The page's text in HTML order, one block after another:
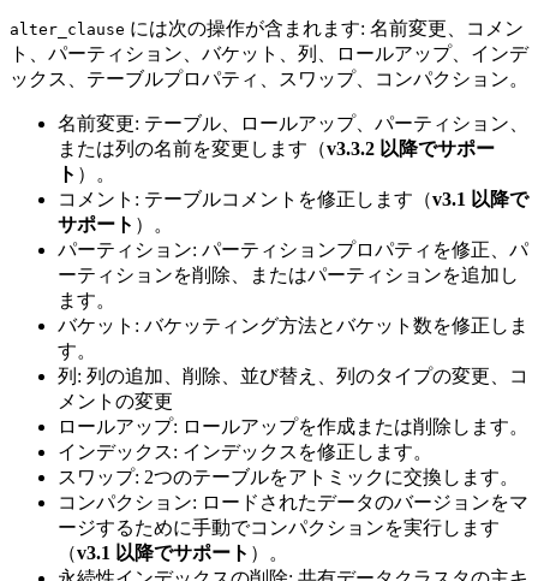
alter_clause には次の操作が含まれます: 名前変更、コメン
ト、パーティション、バケット、列、ロールアップ、インデ
ックス、テーブルプロパティ、スワップ、コンパクション。
名前変更: テーブル、ロールアップ、パーティション、
または列の名前を変更します（v3.3.2 以降でサポー
ト ）。
コメント: テーブルコメントを修正します（v3.1 以降で
サポート ）。
パーティション: パーティションプロパティを修正、パ
ーティションを削除、またはパーティションを追加し
ます。
バケット: バケッティング方法とバケット数を修正しま
す。
列: 列の追加、削除、並び替え、列のタイプの変更、コ
メントの変更
ロールアップ: ロールアップを作成または削除します。
インデックス: インデックスを修正します。
スワップ: 2つのテーブルをアトミックに交換します。
コンパクション: ロードされたデータのバージョンをマ
ージするために手動でコンパクションを実行します
（v3.1 以降でサポート ）。